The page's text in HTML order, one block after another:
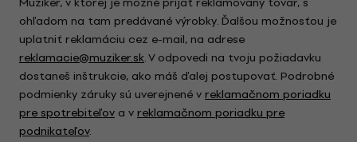
ohľadom na tam predávané výrobky. Ďalšou možnosťou je
uplatniť reklamáciu cez e-mail, na adrese
reklamacie@muziker.sk. V odpovedi na tvoju požiadavku
dostaneš inštrukcie, ako máš ďalej postupovať. Podrobné
podmienky záruky sú uverejnené vreklamačnom poriadku
pre spotrebiteľov a vreklamačnom poriadku pre
podnikateľov.